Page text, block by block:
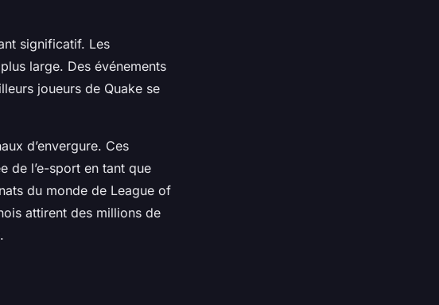
significatif. Les
large. Des événements
joueurs de Quake se
d’envergure. Ces
de l’e-sport en tant que
du monde de League of
attirent des millions de